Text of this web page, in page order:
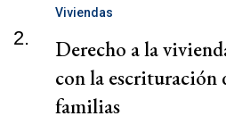
2.
Viviendas
Derecho a la
con la escrituración
familias